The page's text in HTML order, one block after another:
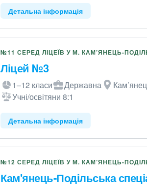
Детальна інформація
№11 СЕРЕД ЛІЦЕЇВ У М. КАМ’ЯНЕЦЬ-
Ліцей №3
1–12 класи Державна
Учні/освітяни 8:1
Детальна інформація
№12 СЕРЕД ЛІЦЕЇВ У М. КАМ’ЯНЕЦЬ-
Кам'янець-Подільська